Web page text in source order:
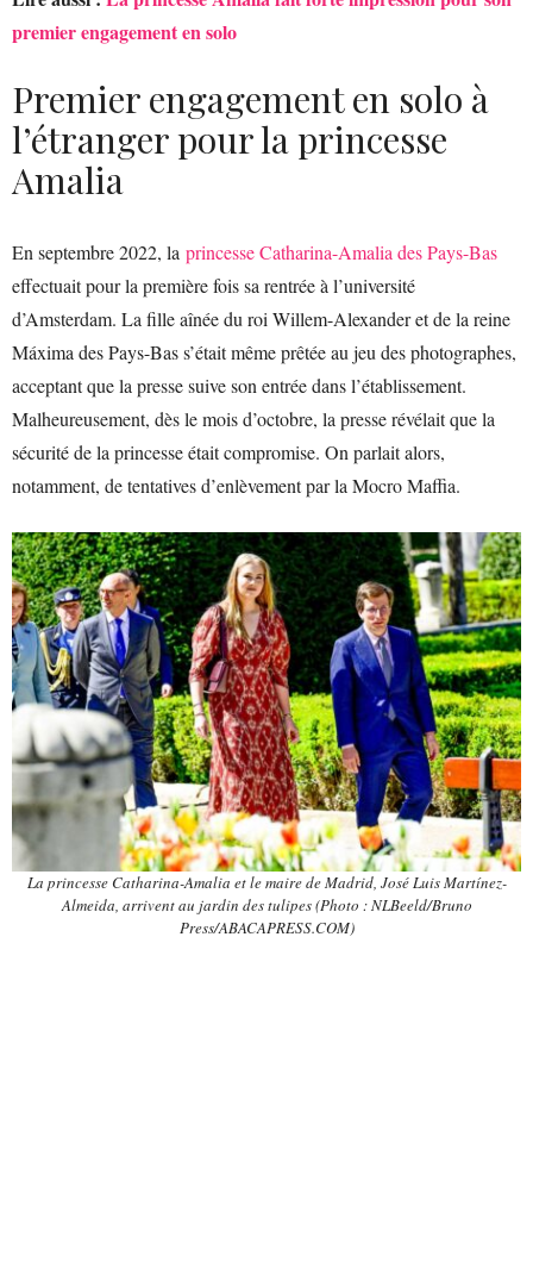
premier engagement en solo
Premier engagement en solo à
l’étranger pour la princesse
Amalia
En septembre 2022, la princesse Catharina-Amalia des Pays-Bas
effectuait pour la première fois sa rentrée à l’université
d’Amsterdam. La fille aînée du roi Willem-Alexander et de la reine
Máxima des Pays-Bas s’était même prêtée au jeu des photographes,
acceptant que la presse suive son entrée dans l’établissement.
Malheureusement, dès le mois d’octobre, la presse révélait que la
sécurité de la princesse était compromise. On parlait alors,
notamment, de tentatives d’enlèvement par la Mocro Maffia.
La princesse Catharina-Amalia et le maire de Madrid, José Luis Martínez-
Almeida, arrivent au jardin des tulipes (Photo : NLBeeld/Bruno
Press/ABACAPRESS.COM)